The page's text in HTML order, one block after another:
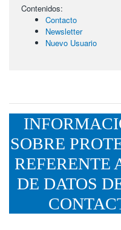
Contenidos:
Contacto
Newsletter
Nuevo Usuario
SOBRE
REFERENTE
DE DATOS